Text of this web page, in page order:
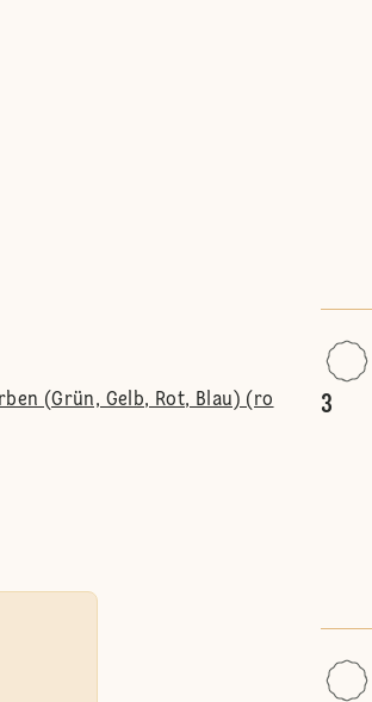
(Grün, Gelb, Rot, Blau) (ro
3